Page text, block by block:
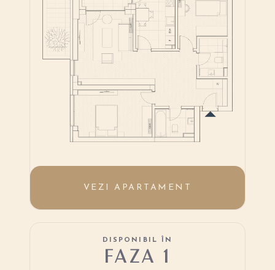
VEZI APARTAMENT
DISPONIBIL ÎN
FAZA 1